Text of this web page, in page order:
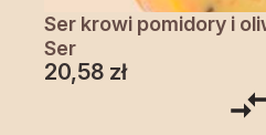
Ser krowi pomidory i
Ser
20,58 zł